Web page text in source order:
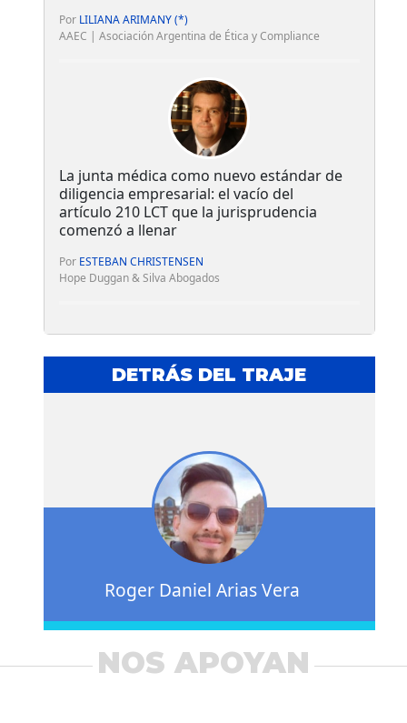
Por LILIANA ARIMANY (*)
AAEC | Asociación Argentina de Ética y Compliance
La junta médica como nuevo estándar de
diligencia empresarial: el vacío del
artículo 210 LCT que la jurisprudencia
comenzó a llenar
Por ESTEBAN CHRISTENSEN
Hope Duggan & Silva Abogados
DETRÁS DEL TRAJE
Roger Daniel Arias Vera
NOS APOYAN